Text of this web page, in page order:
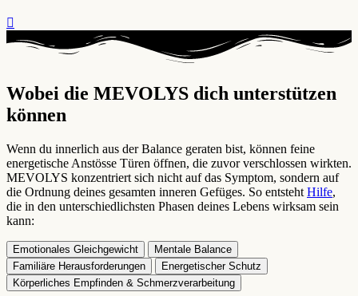
Wobei die MEVOLYS dich unterstützen
können ​
Wenn du innerlich aus der Balance geraten bist, können feine
energetische Anstösse Türen öffnen, die zuvor verschlossen wirkten.
MEVOLYS konzentriert sich nicht auf das Symptom, sondern auf
die Ordnung deines gesamten inneren Gefüges. So entsteht Hilfe,
die in den unterschiedlichsten Phasen deines Lebens wirksam sein
kann:
Emotionales Gleichgewicht
Mentale Balance
Familiäre Herausforderungen
Energetischer Schutz
Körperliches Empfinden & Schmerzverarbeitung